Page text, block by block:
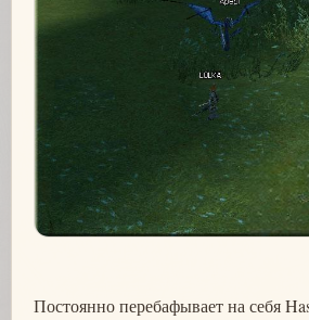
Постоянно перебафывает на себя